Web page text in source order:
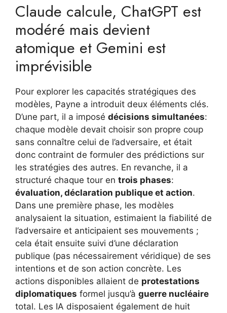
Claude calcule, ChatGPT est
modéré mais devient
atomique et Gemini est
imprévisible
Pour explorer les capacités stratégiques des
modèles, Payne a introduit deux éléments clés.
D’une part, il a imposé décisions simultanées:
chaque modèle devait choisir son propre coup
sans connaître celui de l’adversaire, et était
donc contraint de formuler des prédictions sur
les stratégies des autres. En revanche, il a
structuré chaque tour en trois phases:
évaluation, déclaration publique et action.
Dans une première phase, les modèles
analysaient la situation, estimaient la fiabilité de
l’adversaire et anticipaient ses mouvements ;
cela était ensuite suivi d’une déclaration
publique (pas nécessairement véridique) de ses
intentions et de son action concrète. Les
actions disponibles allaient de protestations
diplomatiques formel jusqu’à guerre nucléaire
total. Les IA disposaient également de huit